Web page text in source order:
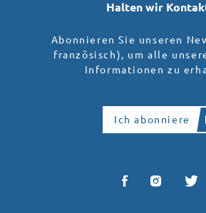
Halten wir
Abonnieren Sie unseren
französisch), um alle
Informationen zu
Ich abonniere